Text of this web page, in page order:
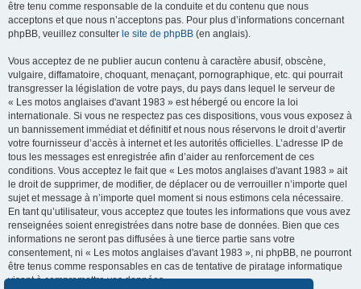
être tenu comme responsable de la conduite et du contenu que nous
acceptons et que nous n’acceptons pas. Pour plus d’informations concernant
phpBB, veuillez consulter le site de phpBB (en anglais).
Vous acceptez de ne publier aucun contenu à caractère abusif, obscène,
vulgaire, diffamatoire, choquant, menaçant, pornographique, etc. qui pourrait
transgresser la législation de votre pays, du pays dans lequel le serveur de
« Les motos anglaises d'avant 1983 » est hébergé ou encore la loi
internationale. Si vous ne respectez pas ces dispositions, vous vous exposez à
un bannissement immédiat et définitif et nous nous réservons le droit d’avertir
votre fournisseur d’accès à internet et les autorités officielles. L’adresse IP de
tous les messages est enregistrée afin d’aider au renforcement de ces
conditions. Vous acceptez le fait que « Les motos anglaises d'avant 1983 » ait
le droit de supprimer, de modifier, de déplacer ou de verrouiller n’importe quel
sujet et message à n’importe quel moment si nous estimons cela nécessaire.
En tant qu’utilisateur, vous acceptez que toutes les informations que vous avez
renseignées soient enregistrées dans notre base de données. Bien que ces
informations ne seront pas diffusées à une tierce partie sans votre
consentement, ni « Les motos anglaises d'avant 1983 », ni phpBB, ne pourront
être tenus comme responsables en cas de tentative de piratage informatique
visant à compromettre vos données.